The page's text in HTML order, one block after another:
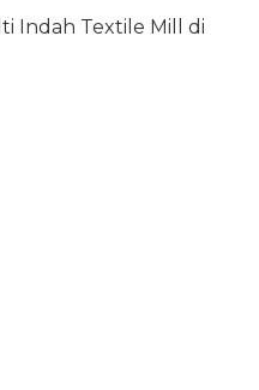
Indah Textile Mill di